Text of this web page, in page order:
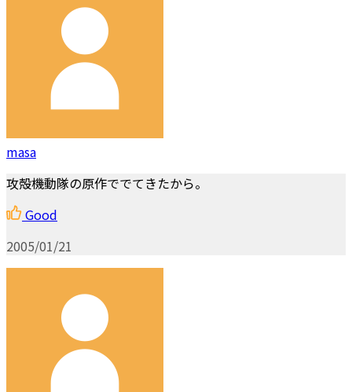
masa
攻殻機動隊の原作ででてきたから。
Good
2005/01/21